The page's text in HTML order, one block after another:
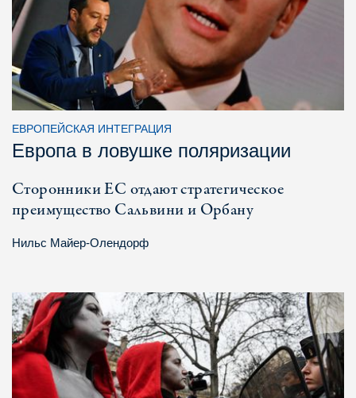
ЕВРОПЕЙСКАЯ ИНТЕГРАЦИЯ
Европа в ловушке поляризации
Сторонники ЕС отдают стратегическое
преимущество Сальвини и Орбану
Нильс Майер-Олендорф